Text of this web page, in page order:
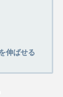
伸ばせる